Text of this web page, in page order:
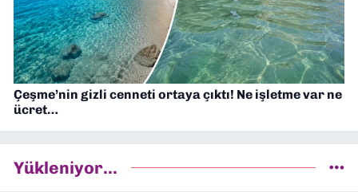
Çeşme’nin gizli cenneti ortaya çıktı! Ne işletme var ne
ücret…
Yükleniyor...